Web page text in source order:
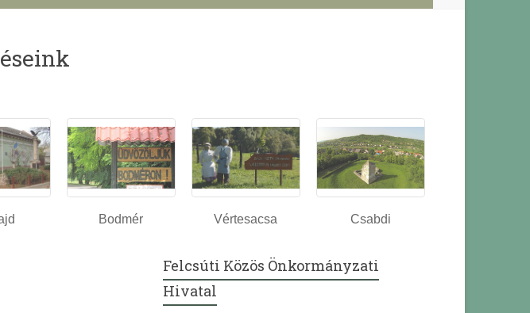
Bodmér Vértesacsa Csabdi
Felcsúti Közös Önkormányzati
Hivatal